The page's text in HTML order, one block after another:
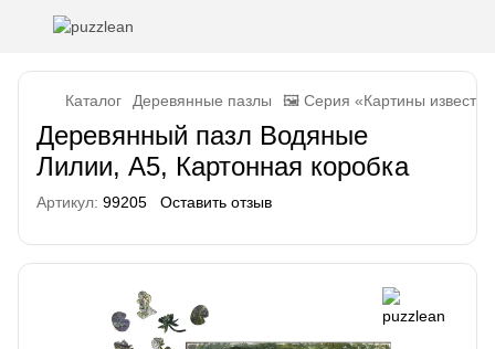
Каталог Деревянные пазлы 🖼️ Серия «Картины
Деревянный пазл Водяные
Лилии, А5, Картонная коробка
Артикул: 99205 Оставить отзыв